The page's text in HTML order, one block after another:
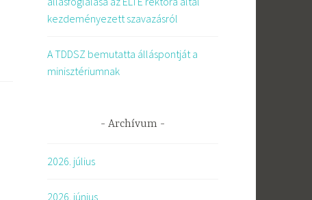
kezdeményezett szavazásról
A TDDSZ bemutatta álláspontját a
minisztériumnak
Archívum
2026. július
2026. június